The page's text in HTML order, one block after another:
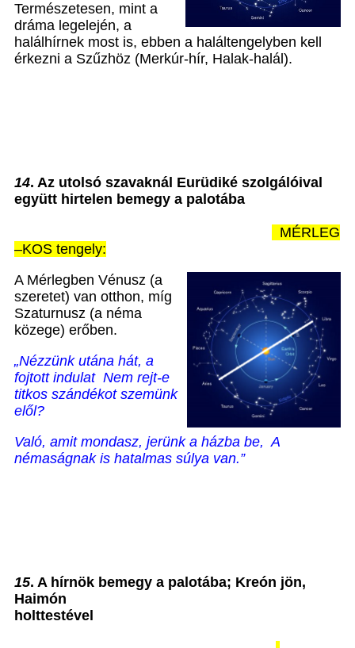
Természetesen, mint a
dráma legelején, a
halálhírnek most is, ebben a haláltengelyben kell
érkezni a Szűzhöz (Merkúr-hír, Halak-halál).
14. Az utolsó szavaknál Eurüdiké szolgálóival
együtt hirtelen bemegy a palotába
MÉRLEG
–KOS tengely:
A Mérlegben Vénusz (a
szeretet) van otthon, míg
Szaturnusz (a néma
közege) erőben.
„Nézzünk utána hát, a
fojtott indulatNem rejt-e
titkos szándékot szemünk
elől?
Való, amit mondasz, jerünk a házba be, A
némaságnak is hatalmas súlya van.”
15. A hírnök bemegy a palotába; Kreón jön,
Haimón
holttestével